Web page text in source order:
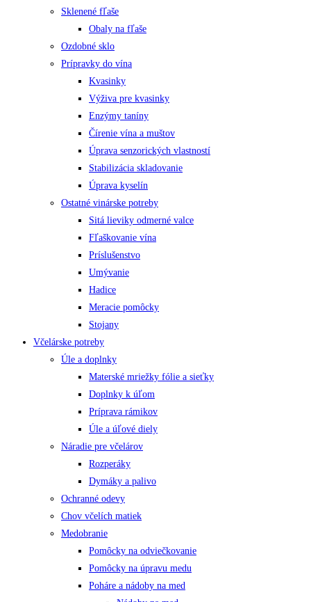
Sklenené fľaše
Obaly na fľaše
Ozdobné sklo
Prípravky do vína
Kvasinky
Výživa pre kvasinky
Enzýmy taníny
Čírenie vína a muštov
Úprava senzorických vlastností
Stabilizácia skladovanie
Úprava kyselín
Ostatné vinárske potreby
Sitá lieviky odmerné valce
Fľaškovanie vína
Príslušenstvo
Umývanie
Hadice
Meracie pomôcky
Stojany
Včelárske potreby
Úle a doplnky
Materské mriežky fólie a sieťky
Doplnky k úľom
Príprava rámikov
Úle a úľové diely
Náradie pre včelárov
Rozperáky
Dymáky a palivo
Ochranné odevy
Chov včelích matiek
Medobranie
Pomôcky na odviečkovanie
Pomôcky na úpravu medu
Poháre a nádoby na med